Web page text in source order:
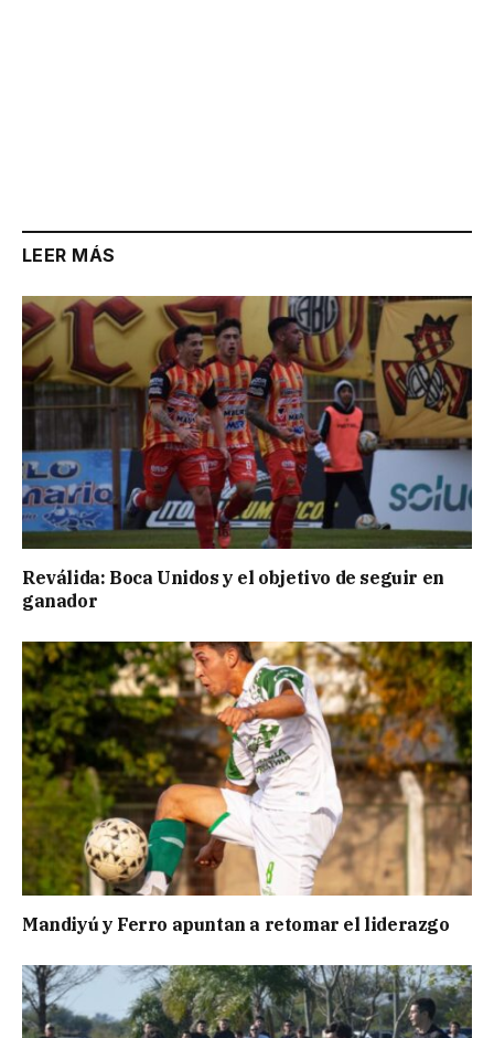
LEER MÁS
Reválida: Boca Unidos y el objetivo de seguir en
ganador
Mandiyú y Ferro apuntan a retomar el liderazgo